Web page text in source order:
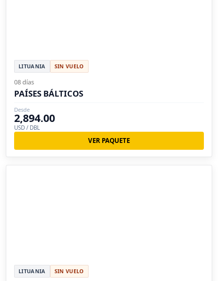
LITUANIA SIN VUELO
08 días
PAÍSES BÁLTICOS
Desde
2,894.00
USD / DBL
VER PAQUETE
LITUANIA SIN VUELO